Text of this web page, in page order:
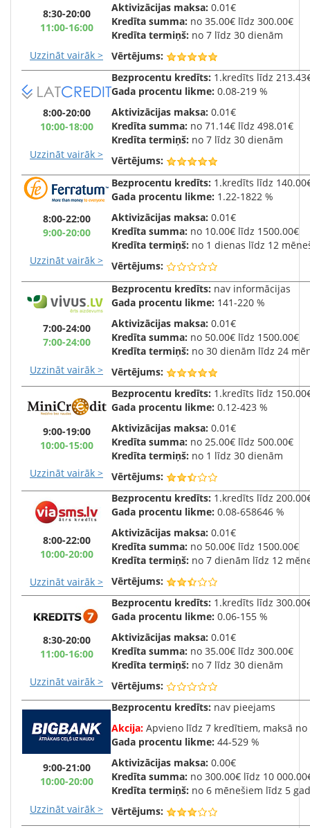
8:30-20:00
11:00-16:00
Uzzināt vairāk >
Aktivizācijas maksa: 0.01€
Kredīta summa: no 35.00€ līdz 300.00€
Kredīta termiņš: no 7 līdz 30 dienām
Vērtējums:
8:00-20:00
10:00-18:00
Uzzināt vairāk >
Bezprocentu kredīts: 1.kredīts līdz
Gada procentu likme: 0.08-219 %
Aktivizācijas maksa: 0.01€
Kredīta summa: no 71.14€ līdz 498.01€
Kredīta termiņš: no 7 līdz 30 dienām
Vērtējums:
8:00-22:00
9:00-20:00
Uzzināt vairāk >
Bezprocentu kredīts: 1.kredīts līdz
Gada procentu likme: 1.22-1822 %
Aktivizācijas maksa: 0.01€
Kredīta summa: no 10.00€ līdz 1500.00€
Kredīta termiņš: no 1 dienas līdz 12
Vērtējums:
7:00-24:00
7:00-24:00
Uzzināt vairāk >
Bezprocentu kredīts: nav informācijas
Gada procentu likme: 141-220 %
Aktivizācijas maksa: 0.01€
Kredīta summa: no 50.00€ līdz 1500.00€
Kredīta termiņš: no 30 dienām līdz 24
Vērtējums:
9:00-19:00
10:00-15:00
Uzzināt vairāk >
Bezprocentu kredīts: 1.kredīts līdz
Gada procentu likme: 0.12-423 %
Aktivizācijas maksa: 0.01€
Kredīta summa: no 25.00€ līdz 500.00€
Kredīta termiņš: no 1 līdz 30 dienām
Vērtējums:
8:00-22:00
10:00-20:00
Uzzināt vairāk >
Bezprocentu kredīts: 1.kredīts līdz
Gada procentu likme: 0.08-658646 %
Aktivizācijas maksa: 0.01€
Kredīta summa: no 50.00€ līdz 1500.00€
Kredīta termiņš: no 7 dienām līdz 12
Vērtējums:
8:30-20:00
11:00-16:00
Uzzināt vairāk >
Bezprocentu kredīts: 1.kredīts līdz
Gada procentu likme: 0.06-155 %
Aktivizācijas maksa: 0.01€
Kredīta summa: no 35.00€ līdz 300.00€
Kredīta termiņš: no 7 līdz 30 dienām
Vērtējums:
9:00-21:00
10:00-20:00
Uzzināt vairāk >
Bezprocentu kredīts: nav pieejams
Akcija: Apvieno līdz 7 kredītiem, maksā
Gada procentu likme: 44-529 %
Aktivizācijas maksa: 0.00€
Kredīta summa: no 300.00€ līdz 10
Kredīta termiņš: no 6 mēnešiem līdz 5
Vērtējums: